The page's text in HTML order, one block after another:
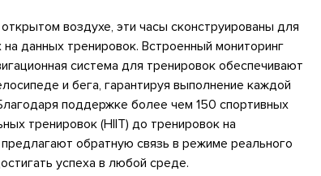
воздухе, эти часы сконструированы для
данных тренировок. Встроенный мониторинг
система для тренировок обеспечивают
и бега, гарантируя выполнение каждой
поддержке более чем 150 спортивных
тренировок (HIIT) до тренировок на
обратную связь в режиме реального
успеха в любой среде.